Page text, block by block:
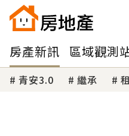
房產新訊 區域觀測
青安3.0 繼承